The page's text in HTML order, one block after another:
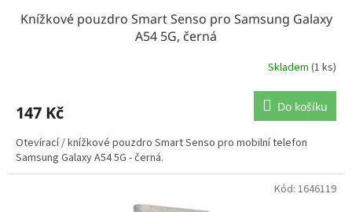
Knížkové pouzdro Smart Senso pro Samsung Galaxy
A54 5G, černá
Skladem (1 ks)
147 Kč Do košíku
Otevírací / knížkové pouzdro Smart Senso pro mobilní telefon
Samsung Galaxy A54 5G - černá.
Kód: 1646119